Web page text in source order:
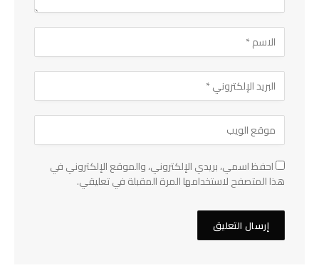
احفظ اسمي، بريدي الإلكتروني، والموقع الإلكتروني في
هذا المتصفح لاستخدامها المرة المقبلة في تعليقي.